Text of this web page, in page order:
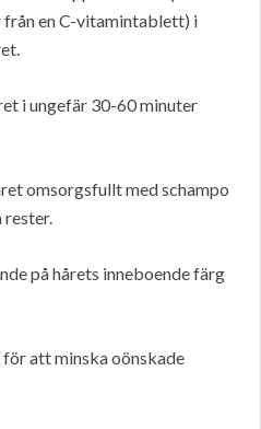
en C-vitamintablett) i
i ungefär 30-60 minuter
omsorgsfullt med schampo
rester.
på hårets inneboende färg
att minska oönskade